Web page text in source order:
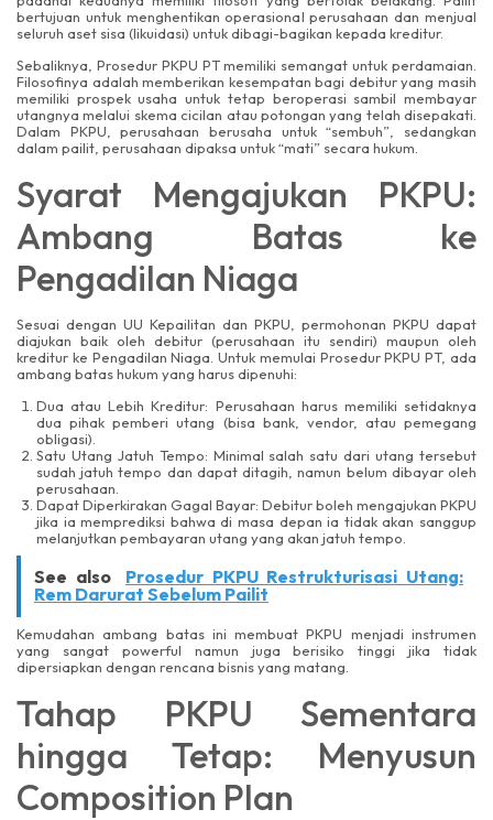
bertujuan untuk menghentikan operasional perusahaan dan menjual
seluruh aset sisa (likuidasi) untuk dibagi-bagikan kepada kreditur.
Sebaliknya, Prosedur PKPU PT memiliki semangat untuk perdamaian.
Filosofinya adalah memberikan kesempatan bagi debitur yang masih
memiliki prospek usaha untuk tetap beroperasi sambil membayar
utangnya melalui skema cicilan atau potongan yang telah disepakati.
Dalam PKPU, perusahaan berusaha untuk “sembuh”, sedangkan
dalam pailit, perusahaan dipaksa untuk “mati” secara hukum.
Syarat Mengajukan PKPU:
Ambang Batas ke
Pengadilan Niaga
Sesuai dengan UU Kepailitan dan PKPU, permohonan PKPU dapat
diajukan baik oleh debitur (perusahaan itu sendiri) maupun oleh
kreditur ke Pengadilan Niaga. Untuk memulai Prosedur PKPU PT, ada
ambang batas hukum yang harus dipenuhi:
Dua atau Lebih Kreditur: Perusahaan harus memiliki setidaknya
dua pihak pemberi utang (bisa bank, vendor, atau pemegang
obligasi).
Satu Utang Jatuh Tempo: Minimal salah satu dari utang tersebut
sudah jatuh tempo dan dapat ditagih, namun belum dibayar oleh
perusahaan.
Dapat Diperkirakan Gagal Bayar: Debitur boleh mengajukan PKPU
jika ia memprediksi bahwa di masa depan ia tidak akan sanggup
melanjutkan pembayaran utang yang akan jatuh tempo.
See also
Prosedur PKPU Restrukturisasi Utang:
Rem Darurat Sebelum Pailit
Kemudahan ambang batas ini membuat PKPU menjadi instrumen
yang sangat powerful namun juga berisiko tinggi jika tidak
dipersiapkan dengan rencana bisnis yang matang.
Tahap PKPU Sementara
hingga Tetap: Menyusun
Composition Plan